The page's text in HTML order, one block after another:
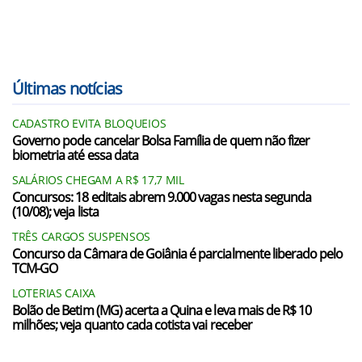
Últimas notícias
CADASTRO EVITA BLOQUEIOS
Governo pode cancelar Bolsa Família de quem não fizer
biometria até essa data
SALÁRIOS CHEGAM A R$ 17,7 MIL
Concursos: 18 editais abrem 9.000 vagas nesta segunda
(10/08); veja lista
TRÊS CARGOS SUSPENSOS
Concurso da Câmara de Goiânia é parcialmente liberado pelo
TCM-GO
LOTERIAS CAIXA
Bolão de Betim (MG) acerta a Quina e leva mais de R$ 10
milhões; veja quanto cada cotista vai receber